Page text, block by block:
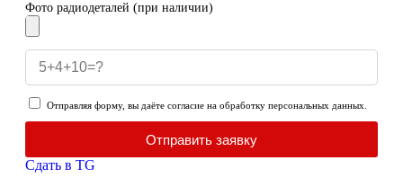
Фото радиодеталей (при наличии)
Отправляя форму, вы даёте согласие на обработку персональных данных.
Отправить заявку
Сдать в TG